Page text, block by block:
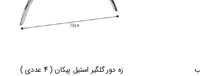
زه دور گلگیر استیل پیکان ( 4 عددی )